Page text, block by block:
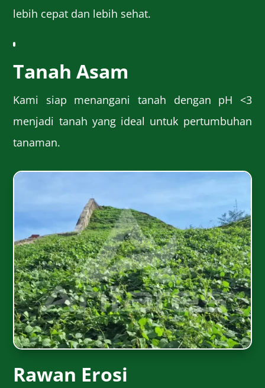
lebih cepat dan lebih sehat.
Tanah Asam
Kami siap menangani tanah dengan pH <3
menjadi tanah yang ideal untuk pertumbuhan
tanaman.
Rawan Erosi